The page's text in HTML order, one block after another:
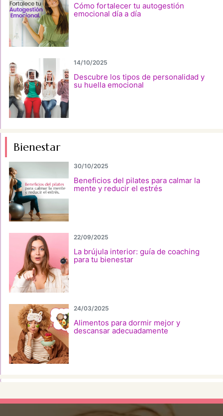
Cómo fortalecer tu autogestión
emocional día a día
14/10/2025
Descubre los tipos de personalidad y
su huella emocional
Bienestar
30/10/2025
Beneficios del pilates para calmar la
mente y reducir el estrés
22/09/2025
La brújula interior: guía de coaching
para tu bienestar
24/03/2025
Alimentos para dormir mejor y
descansar adecuadamente